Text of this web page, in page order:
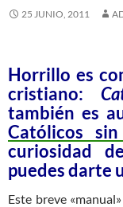
25 JUNIO, 2011
Horrillo es
cristiano:
también es
Católicos
curiosidad
puedes darte
Este breve